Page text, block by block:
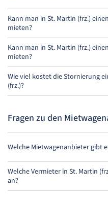
BSP Auto ist in St. Martin (frz.)
kostet 111,00 € für 4 Tage.
Kann man in St. Martin (frz.)
mieten?
Nein, leider kann man derzeit
ohne Kaution mieten.
Kann man in St. Martin (frz.)
mieten?
Nein, leider kann man derzeit
ohne Kreditkarte mieten.
Wie viel kostet die Stornierung
(frz.)?
Bis 24 Stunden vor Anmietung
Fragen zu den
Welche Mietwagenanbieter gibt
Im St. Martin (frz.) gibt es BSP
Welche Vermieter in St. Martin
an?
Der Anbieter Sunny Cars lässt